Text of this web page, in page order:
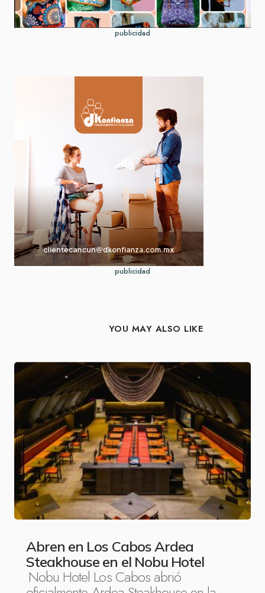
publicidad
publicidad
YOU MAY ALSO LIKE
Abren en Los Cabos Ardea
Steakhouse en el Nobu Hotel
Nobu Hotel Los Cabos abrió